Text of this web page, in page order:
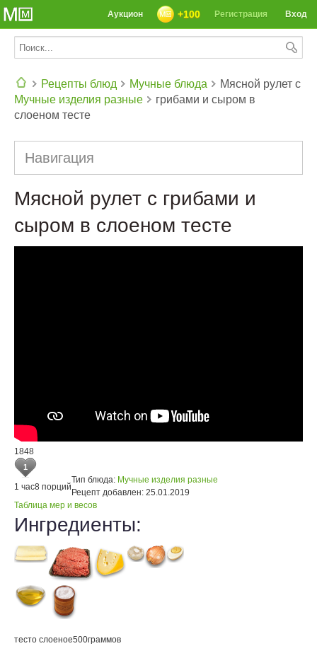
Вход
Регистрация
+100
Аукцион
Рецепты блюд
Мучные блюда
Мучные изделия разные
Мясной рулет с
грибами и сыром в
слоеном тесте
Навигация
Мясной рулет с грибами и
сыром в слоеном тесте
1848
1
1 час8 порций
Тип блюда: Мучные изделия разные
Рецепт добавлен: 25.01.2019
Таблица мер и весов
Ингредиенты:
тесто слоеное500граммов